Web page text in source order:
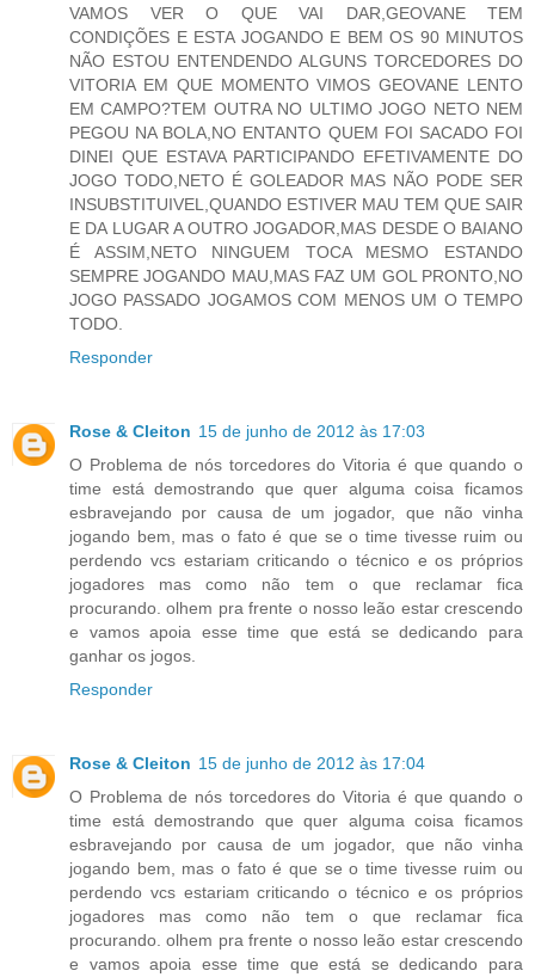
VAMOS VER O QUE VAI DAR,GEOVANE TEM
CONDIÇÕES E ESTA JOGANDO E BEM OS 90 MINUTOS
NÃO ESTOU ENTENDENDO ALGUNS TORCEDORES DO
VITORIA EM QUE MOMENTO VIMOS GEOVANE LENTO
EM CAMPO?TEM OUTRA NO ULTIMO JOGO NETO NEM
PEGOU NA BOLA,NO ENTANTO QUEM FOI SACADO FOI
DINEI QUE ESTAVA PARTICIPANDO EFETIVAMENTE DO
JOGO TODO,NETO É GOLEADOR MAS NÃO PODE SER
INSUBSTITUIVEL,QUANDO ESTIVER MAU TEM QUE SAIR
E DA LUGAR A OUTRO JOGADOR,MAS DESDE O BAIANO
É ASSIM,NETO NINGUEM TOCA MESMO ESTANDO
SEMPRE JOGANDO MAU,MAS FAZ UM GOL PRONTO,NO
JOGO PASSADO JOGAMOS COM MENOS UM O TEMPO
TODO.
Responder
Rose & Cleiton 15 de junho de 2012 às 17:03
O Problema de nós torcedores do Vitoria é que quando o
time está demostrando que quer alguma coisa ficamos
esbravejando por causa de um jogador, que não vinha
jogando bem, mas o fato é que se o time tivesse ruim ou
perdendo vcs estariam criticando o técnico e os próprios
jogadores mas como não tem o que reclamar fica
procurando. olhem pra frente o nosso leão estar crescendo
e vamos apoia esse time que está se dedicando para
ganhar os jogos.
Responder
Rose & Cleiton 15 de junho de 2012 às 17:04
O Problema de nós torcedores do Vitoria é que quando o
time está demostrando que quer alguma coisa ficamos
esbravejando por causa de um jogador, que não vinha
jogando bem, mas o fato é que se o time tivesse ruim ou
perdendo vcs estariam criticando o técnico e os próprios
jogadores mas como não tem o que reclamar fica
procurando. olhem pra frente o nosso leão estar crescendo
e vamos apoia esse time que está se dedicando para